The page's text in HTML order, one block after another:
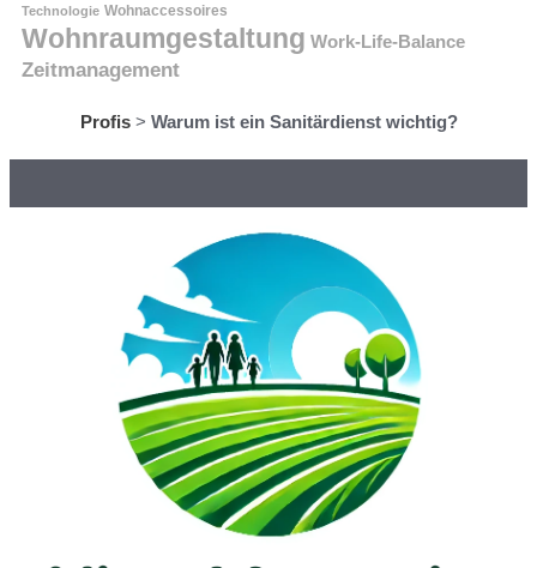
Technologie Wohnaccessoires
Wohnraumgestaltung Work-Life-Balance
Zeitmanagement
Profis> Warum ist ein Sanitärdienst wichtig?